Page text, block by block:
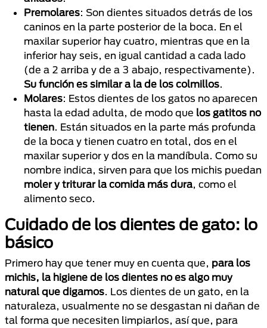
Premolares: Son dientes situados detrás de los
caninos en la parte posterior de la boca. En el
maxilar superior hay cuatro, mientras que en la
inferior hay seis, en igual cantidad a cada lado
(de a 2 arriba y de a 3 abajo, respectivamente).
Su función es similar a la de los colmillos.
Molares: Estos dientes de los gatos no aparecen
hasta la edad adulta, de modo que los gatitos no
tienen. Están situados en la parte más profunda
de la boca y tienen cuatro en total, dos en el
maxilar superior y dos en la mandíbula. Como su
nombre indica, sirven para que los michis puedan
moler y triturar la comida más dura, como el
alimento seco.
Cuidado de los dientes de gato: lo
básico
Primero hay que tener muy en cuenta que, para los
michis, la higiene de los dientes no es algo muy
natural que digamos. Los dientes de un gato, en la
naturaleza, usualmente no se desgastan ni dañan de
tal forma que necesiten limpiarlos, así que, para